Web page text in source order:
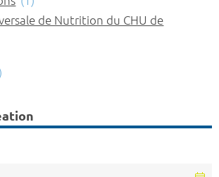
de Nutrition du CHU de